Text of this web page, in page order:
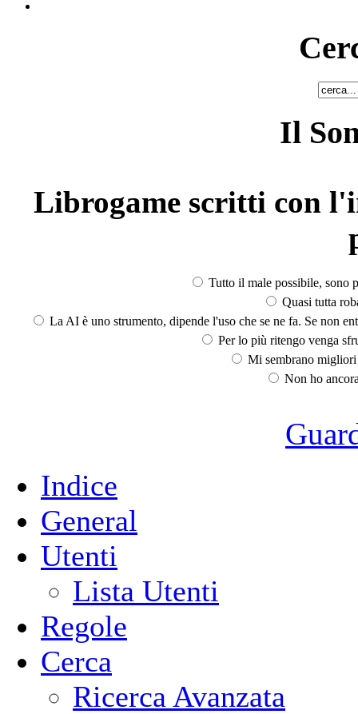
Il
Librogame scritti con
Tutto il male possibile, sono
Quasi tutta
La AI è uno strumento, dipende l'uso che se ne fa. Se non
Per lo più ritengo venga
Mi sembrano
Non ho
Indice
General
Utenti
Lista Utenti
Regole
Cerca
Ricerca Avanzata